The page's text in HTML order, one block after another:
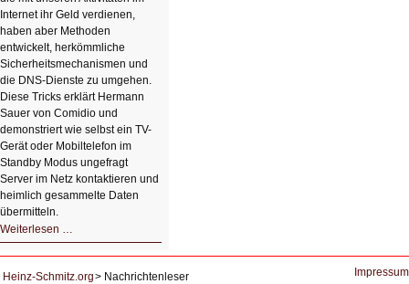
Internet ihr Geld verdienen,
haben aber Methoden
entwickelt, herkömmliche
Sicherheitsmechanismen und
die DNS-Dienste zu umgehen.
Diese Tricks erklärt Hermann
Sauer von Comidio und
demonstriert wie selbst ein TV-
Gerät oder Mobiltelefon im
Standby Modus ungefragt
Server im Netz kontaktieren und
heimlich gesammelte Daten
übermitteln.
Weiterlesen …
DNS
Heinz-Schmitz.org
Nachrichtenleser Impressum